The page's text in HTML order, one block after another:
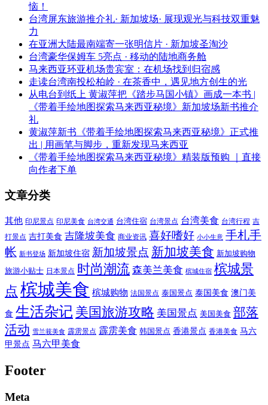
恼！
台湾屏东旅游推介礼· 新加坡场· 展现观光与科技双重魅
力
在亚洲大陆最南端寄一张明信片 · 新加坡圣淘沙
台湾豪华保姆车 5亮点 · 移动的陆地商务舱
马来西亚环亚机场贵宾室：在机场找到归宿感
走读台湾南投松柏岭 · 在茶香中，遇见地方创生的光
从电台到纸上 黄淑萍把《踏步马国小镇》画成一本书 |
《带着手绘地图探索马来西亚秘境》新加坡场新书推介
礼
黄淑萍新书《带着手绘地图探索马来西亚秘境》正式推
出 | 用画笔与脚步，重新发现马来西亚
《带着手绘地图探索马来西亚秘境》精装版预购 ｜直接
向作者下单
文章分类
其他 印尼景点 印尼美食 台湾交通 台湾住宿 台湾景点 台湾美食 台湾行程 吉
打景点 吉打美食 吉隆坡美食 商业资讯 喜好嗜好 小小生意 手札手
帐 新书登场 新加坡住宿 新加坡景点 新加坡美食 新加坡购物
旅游小贴士 日本景点 时尚潮流 森美兰美食 槟城住宿 槟城景
点 槟城美食 槟城购物 法国景点 泰国景点 泰国美食 澳门美
食 生活杂记 美国旅游攻略 美国景点 美国美食 部落
活动 雪兰莪美食 霹雳景点 霹雳美食 韩国景点 香港景点 香港美食 马六
甲景点 马六甲美食
Footer
Meta